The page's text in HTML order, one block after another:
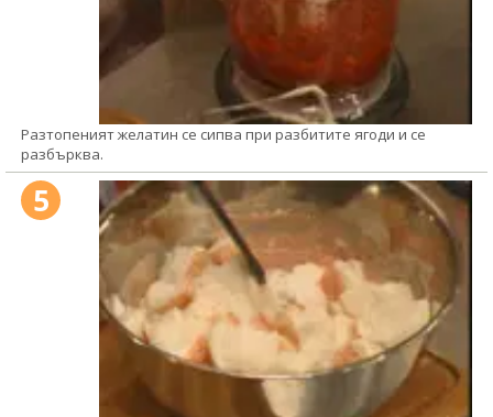
Разтопеният желатин се сипва при разбитите ягоди и се
разбърква.
5